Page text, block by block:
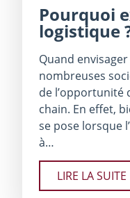
Pourquoi
logistique
Quand
nombreuses
de l’opportunité
chain. En effet,
se pose lorsque
à…
LIRE LA SUITE